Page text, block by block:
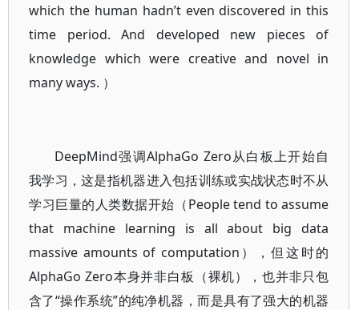
which the human hadn’t even discovered in this
time period. And developed new pieces of
knowledge which were creative and novel in
many ways. ）
DeepMind强调AlphaGo Zero从白板上开始自
我学习，这是指机器进入包括训练或实战状态时不从
学习巨量的人类数据开始（People tend to assume
that machine learning is all about big data
massive amounts of computation），但这时的
AlphaGo Zero本身并非白板（裸机），也并非只包
含了“操作系统”的纯净机器，而是具有了强大的机器